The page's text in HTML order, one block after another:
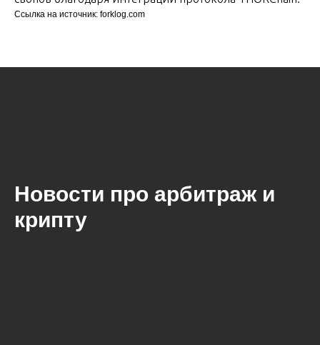
Ссылка на источник: forklog.com
Новости про арбитраж и
крипту